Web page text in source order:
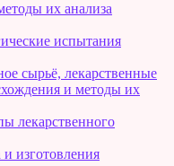
их анализа
испытания
сырьё, лекарственные
и методы их
лекарственного
изготовления